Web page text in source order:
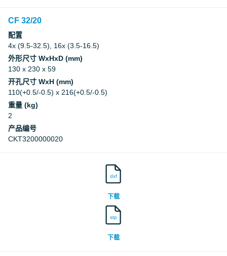
CF 32/20
配置
4x (9.5-32.5), 16x (3.5-16.5)
外形尺寸 WxHxD (mm)
130 x 230 x 59
开孔尺寸 WxH (mm)
110(+0.5/-0.5) x 216(+0.5/-0.5)
重量 (kg)
2
产品编号
CKT3200000020
dxf
下载
stp
下载